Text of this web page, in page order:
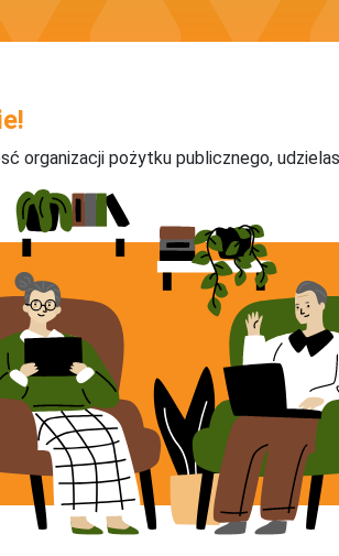
organizacji pożytku publicznego,